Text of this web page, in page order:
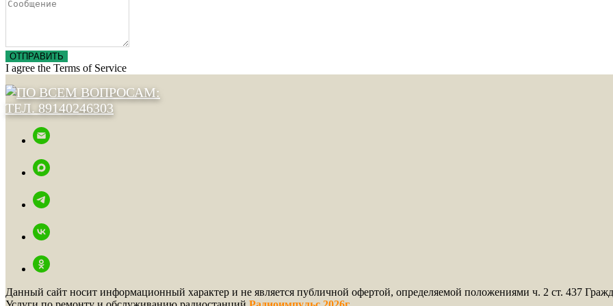
ОТПРАВИТЬ
I agree the Terms of Service
Данный сайт носит информационный характер и не является публичной офертой, определяемой положениями ч. 2 ст. 437